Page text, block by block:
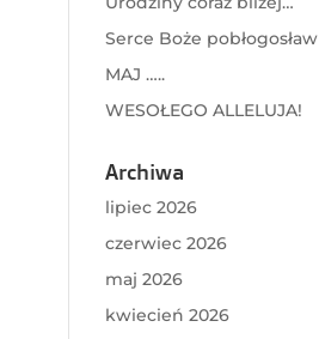
Serce Boże pobłogosław
MAJ …..
WESOŁEGO ALLELUJA!
Archiwa
lipiec 2026
czerwiec 2026
maj 2026
kwiecień 2026